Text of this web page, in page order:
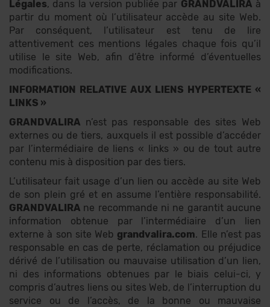
Légales, dans la version publiée par GRANDVALIRA à
partir du moment où l’utilisateur accède au site Web.
Par conséquent, l’utilisateur est tenu de lire
attentivement ces mentions légales chaque fois qu’il
utilise le site Web, afin d’être informé d’éventuelles
modifications.
INFORMATION RELATIVE AUX LIENS HYPERTEXTE «
LINKS »
GRANDVALIRA n’est pas responsable des sites Web
externes ou de tiers, auxquels il est possible d’accéder
par l’intermédiaire de liens « links » ou de tout autre
contenu mis à disposition par des tiers.
L’utilisateur fait usage d’un lien ou accède au site Web
de son plein gré et en assume l’entière responsabilité.
GRANDVALIRA ne recommande ni ne garantit aucune
information obtenue par l’intermédiaire d’un lien
externe à son site Web grandvalira.com. Elle n’est pas
responsable en cas de perte, réclamation ou préjudice
dérivé de l’utilisation ou mauvaise utilisation d’un lien,
ni des informations obtenues par le biais celui-ci, y
compris d’autres liens ou sites Web, de l’interruption du
service ou de l’accès, de la bonne ou mauvaise